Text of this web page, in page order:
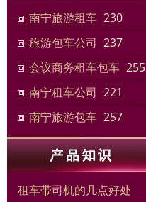
南宁旅游租车 230
旅游包车公司 237
会议商务租车包车 255
南宁租车公司 221
南宁旅游包车 257
租车带司机的几点好处